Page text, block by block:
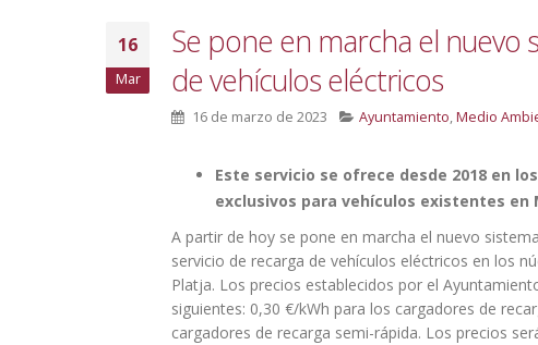
16
Mar
Se pone en marcha el nuevo
de vehículos eléctricos
16 de marzo de 2023 Ayuntamiento,Medio
Este servicio se ofrece desde 2018 en
exclusivos para vehículos existentes
A partir de hoy se pone en marcha el nuevo
servicio de recarga de vehículos eléctricos en los
Platja. Los precios establecidos por el
siguientes: 0,30 €/kWh para los cargadores de
cargadores de recarga semi-rápida. Los precios